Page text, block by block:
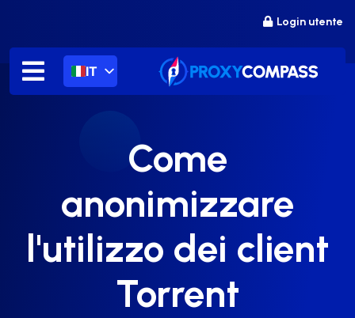
contenuto
Login utente
IT
Come
anonimizzare
l'utilizzo dei client
Torrent